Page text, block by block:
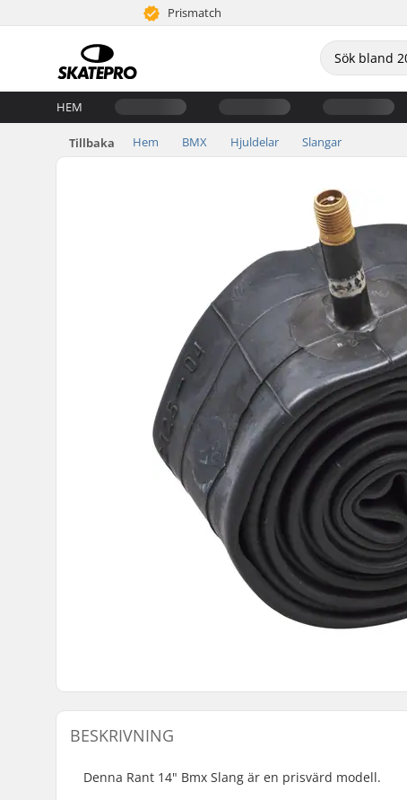
Prismatch
HEM
Tillbaka Hem BMX Hjuldelar Slangar
BESKRIVNING
Denna Rant 14" Bmx Slang är en prisvärd modell.